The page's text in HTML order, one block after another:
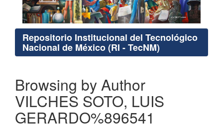
Repositorio Institucional del Tecnológico
Nacional de México (RI - TecNM)
Browsing by Author
VILCHES SOTO, LUIS
GERARDO%896541